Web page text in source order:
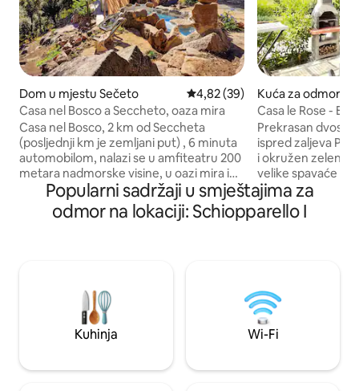
Dom u mjestu Sečeto Prosječna ocjena: 4,82 od 5,
4,82 (39)
Casa nel Bosco a Seccheto, oaza mira
Casa nel Bosco, 2 km od Seccheta
(posljednji km je zemljani put) , 6 minuta
automobilom, nalazi se u amfiteatru 200
metara nadmorske visine, u oazi mira i
tišine. U velikim vanjskim prostorima
nalazi se masažna kada napravljena od
granitnog kamenja u tom području,
velike udobnosti, ali pogodan za one koji
vole biti uronjeni u prirodu.
(caseelbacharme)
Kuća za odmor u
oferraio
Casa le Rose - Elba
Prekrasan
ispred zaljeva
i okružen
velike spavaće
krevetom,
kuhinjom i
kupatila i vanjske
restoran/
apoteka na plaži
besplatnog
Popularni sadržaji u smještajima za
odmor na lokaciji: Schiopparello I
Kuhinja Wi-Fi